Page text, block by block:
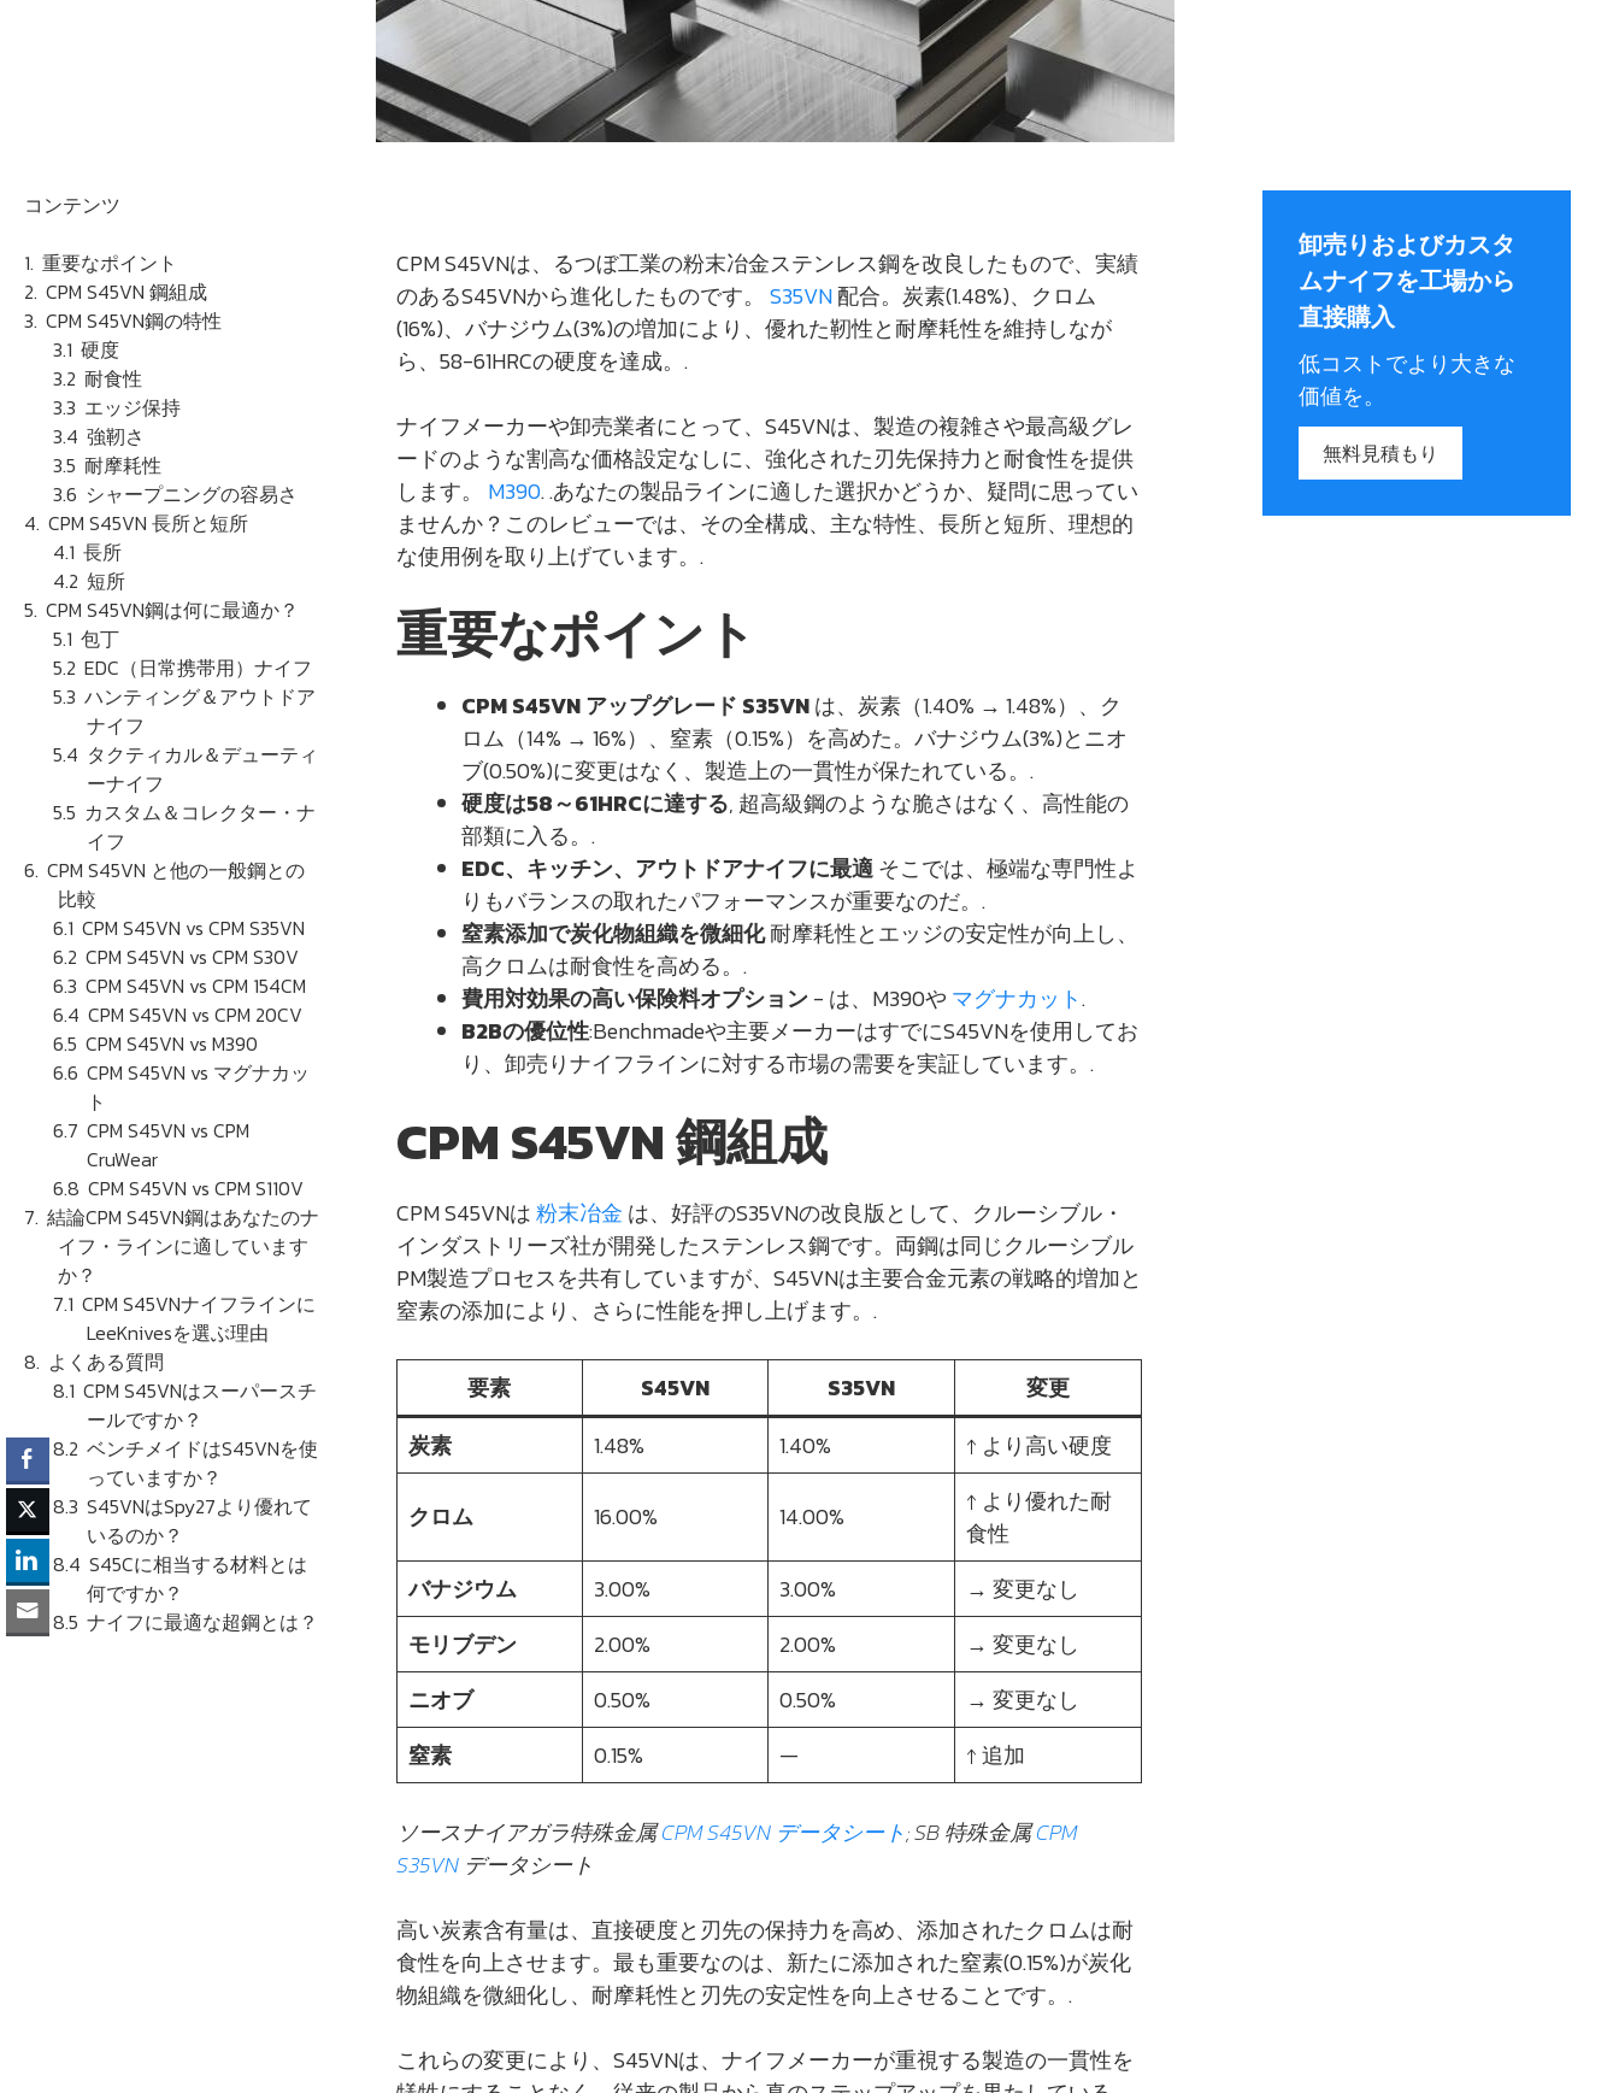
CPM S45VNは、るつぼ工業の粉末冶金ステンレス鋼を改良したもので、実績
のあるS45VNから進化したものです。 S35VN配合。炭素(1.48%)、クロム
(16%)、バナジウム(3%)の増加により、優れた靭性と耐摩耗性を維持しなが
ら、58-61HRCの硬度を達成。.
ナイフメーカーや卸売業者にとって、S45VNは、製造の複雑さや最高級グレ
ードのような割高な価格設定なしに、強化された刃先保持力と耐食性を提供
します。 M390. .あなたの製品ラインに適した選択かどうか、疑問に思ってい
ませんか？このレビューでは、その全構成、主な特性、長所と短所、理想的
な使用例を取り上げています。.
重要なポイント
CPM S45VN アップグレード S35VNは、炭素（1.40% → 1.48%）、ク
ロム（14% → 16%）、窒素（0.15%）を高めた。バナジウム(3%)とニオ
ブ(0.50%)に変更はなく、製造上の一貫性が保たれている。.
硬度は58～61HRCに達する, 超高級鋼のような脆さはなく、高性能の
部類に入る。.
EDC、キッチン、アウトドアナイフに最適そこでは、極端な専門性よ
りもバランスの取れたパフォーマンスが重要なのだ。.
窒素添加で炭化物組織を微細化耐摩耗性とエッジの安定性が向上し、
高クロムは耐食性を高める。.
費用対効果の高い保険料オプション- は、M390や マグナカット.
B2Bの優位性:Benchmadeや主要メーカーはすでにS45VNを使用してお
り、卸売りナイフラインに対する市場の需要を実証しています。.
CPM S45VN 鋼組成
CPM S45VNは粉末冶金 は、好評のS35VNの改良版として、クルーシブル・
インダストリーズ社が開発したステンレス鋼です。両鋼は同じクルーシブル
PM製造プロセスを共有していますが、S45VNは主要合金元素の戦略的増加と
窒素の添加により、さらに性能を押し上げます。.
要素 S45VN S35VN
変更
炭素
1.48% 1.40% ↑ より高い硬度
クロム 16.00% 14.00%
↑ より優れた耐
食性
バナジウム
3.00% 3.00%
→ 変更なし
モリブデン
2.00% 2.00%
→ 変更なし
ニオブ
0.50% 0.50%
→ 変更なし
窒素
0.15% — ↑ 追加
ソースナイアガラ特殊金属CPM S45VN データシート; SB 特殊金属CPM
S35VNデータシート
高い炭素含有量は、直接硬度と刃先の保持力を高め、添加されたクロムは耐
食性を向上させます。最も重要なのは、新たに添加された窒素(0.15%)が炭化
物組織を微細化し、耐摩耗性と刃先の安定性を向上させることです。.
これらの変更により、S45VNは、ナイフメーカーが重視する製造の一貫性を
コンテンツ
重要なポイント
CPM S45VN 鋼組成
CPM S45VN鋼の特性
硬度
耐食性
エッジ保持
強靭さ
耐摩耗性
シャープニングの容易さ
CPM S45VN 長所と短所
長所
短所
CPM S45VN鋼は何に最適か？
包丁
EDC（日常携帯用）ナイフ
ハンティング＆アウトドア
ナイフ
タクティカル＆デューティ
ーナイフ
カスタム＆コレクター・ナ
イフ
CPM S45VN と他の一般鋼との
比較
CPM S45VN vs CPM S35VN
CPM S45VN vs CPM S30V
CPM S45VN vs CPM 154CM
CPM S45VN vs CPM 20CV
CPM S45VN vs M390
CPM S45VN vs マグナカッ
ト
CPM S45VN vs CPM
CruWear
CPM S45VN vs CPM S110V
結論CPM S45VN鋼はあなたのナ
イフ・ラインに適しています
か？
CPM S45VNナイフラインに
LeeKnivesを選ぶ理由
よくある質問
CPM S45VNはスーパースチ
ールですか？
ベンチメイドはS45VNを使
っていますか？
S45VNはSpy27より優れて
いるのか？
S45Cに相当する材料とは
何ですか？
ナイフに最適な超鋼とは？
卸売りおよびカスタ
ムナイフを工場から
直接購入
低コストでより大きな
価値を。
無料見積もり